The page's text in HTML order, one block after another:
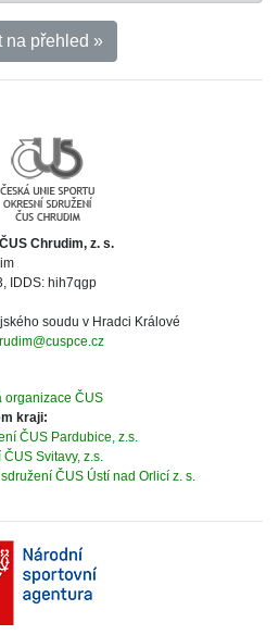
na přehled »
Chrudim, z. s.
IDDS: hih7qgp
soudu v Hradci Králové
organizace ČUS
kraji:
ČUS Pardubice, z.s.
Svitavy, z.s.
ČUS Ústí nad Orlicí z. s.